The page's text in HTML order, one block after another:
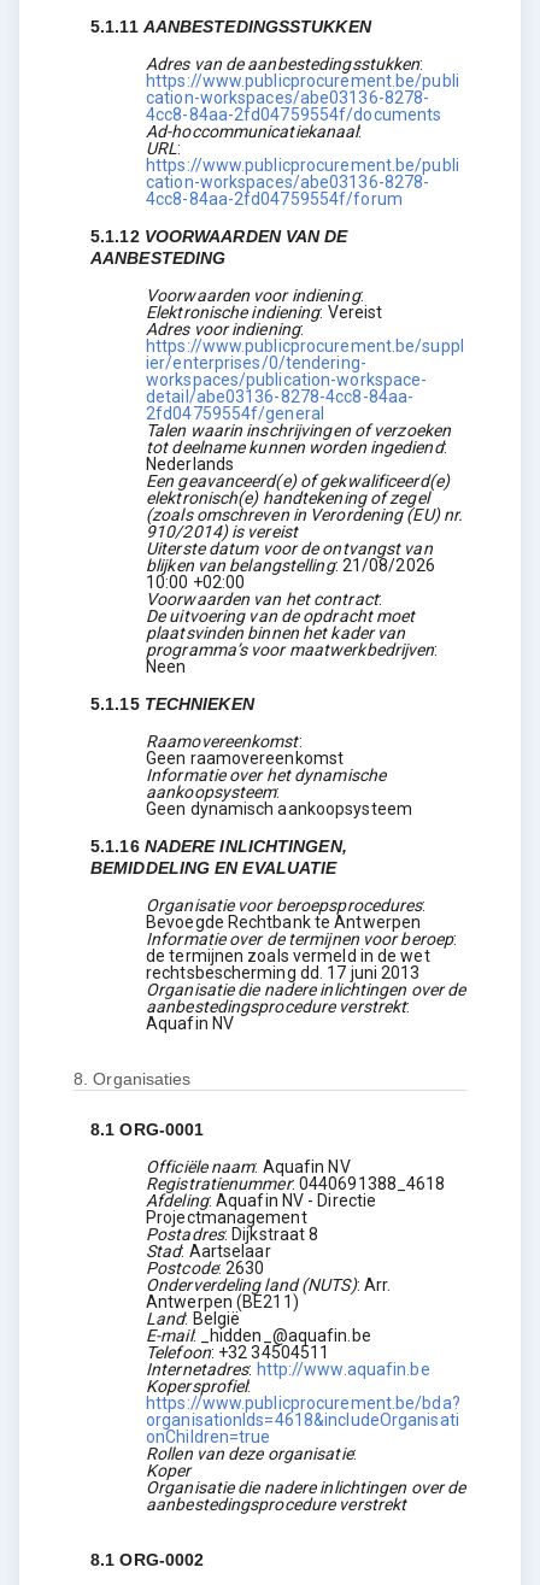
5.1.11 AANBESTEDINGSSTUKKEN
Adres van de aanbestedingsstukken:
https://www.publicprocurement.be/publi
cation-workspaces/abe03136-8278-
4cc8-84aa-2fd04759554f/documents
Ad-hoccommunicatiekanaal:
URL:
https://www.publicprocurement.be/publi
cation-workspaces/abe03136-8278-
4cc8-84aa-2fd04759554f/forum
5.1.12 VOORWAARDEN VAN DE
AANBESTEDING
Voorwaarden voor indiening:
Elektronische indiening: Vereist
Adres voor indiening:
https://www.publicprocurement.be/suppl
ier/enterprises/0/tendering-
workspaces/publication-workspace-
detail/abe03136-8278-4cc8-84aa-
2fd04759554f/general
Talen waarin inschrijvingen of verzoeken
tot deelname kunnen worden ingediend:
Nederlands
Een geavanceerd(e) of gekwalificeerd(e)
elektronisch(e) handtekening of zegel
(zoals omschreven in Verordening (EU) nr.
910/2014) is vereist
Uiterste datum voor de ontvangst van
blijken van belangstelling: 21/08/2026
10:00 +02:00
Voorwaarden van het contract:
De uitvoering van de opdracht moet
plaatsvinden binnen het kader van
programma’s voor maatwerkbedrijven:
Neen
5.1.15 TECHNIEKEN
Raamovereenkomst:
Geen raamovereenkomst
Informatie over het dynamische
aankoopsysteem:
Geen dynamisch aankoopsysteem
5.1.16 NADERE INLICHTINGEN,
BEMIDDELING EN EVALUATIE
Organisatie voor beroepsprocedures:
Bevoegde Rechtbank te Antwerpen
Informatie over de termijnen voor beroep:
de termijnen zoals vermeld in de wet
rechtsbescherming dd. 17 juni 2013
Organisatie die nadere inlichtingen over de
aanbestedingsprocedure verstrekt:
Aquafin NV
8.Organisaties
8.1ORG-0001
Officiële naam: Aquafin NV
Registratienummer: 0440691388_4618
Afdeling:Aquafin NV - Directie
Projectmanagement
Postadres:Dijkstraat 8
Stad: Aartselaar
Postcode:2630
Onderverdeling land (NUTS): Arr.
Antwerpen (BE211)
Land: België
E-mail:
_hidden_@aquafin.be
Telefoon: +32 34504511
Internetadres: http://www.aquafin.be
Kopersprofiel:
https://www.publicprocurement.be/bda?
organisationIds=4618&includeOrganisati
onChildren=true
Rollen van deze organisatie:
Koper
Organisatie die nadere inlichtingen over de
aanbestedingsprocedure verstrekt
8.1ORG-0002